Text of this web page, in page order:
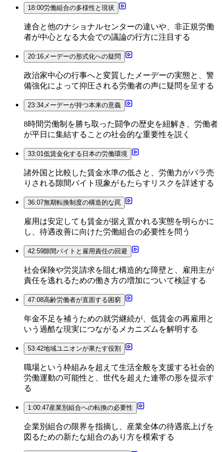
18:00労働組合の多様性と現状
連合と他のナショナルセンターの違いや、非正規労働
者が中心となる大会での議論の行方に注目する
20:16メーデーの形式化への疑問
政治家中心の行事へと変質したメーデーの実態と、警
備強化によって抑圧される労働者の声に疑問を呈する
23:34メーデーが持つ本来の意義
8時間労働制を勝ち取った闘争の歴史を紐解き、労働者
が平日に集結することの社会的な重要性を説く
33:01低賃金化する日本の労働環境
諸外国と比較した賃金水準の低さと、労働力がバラ売
りされる隙間バイト現象がもたらすリスクを詳述する
36:07無期転換制度の構造的な罠
雇用は安定しても賃金が据え置かれる実態を明らかに
し、待遇改善に向けた労働組合の必要性を問う
42:59隙間バイトと雇用責任の回避
社会保険や労災請求を阻む構造的な障壁と、雇用主が
責任を逃れるための働き方の増加について検証する
47:08高齢労働者が直面する困窮
年金不足を補うための就労継続が、低賃金の再雇用と
いう過酷な現実につながるメカニズムを解明する
53:42地域ユニオンが果たす役割
職場という枠組みを超えて生活全般を支援する社会的
労働運動の可能性と、世代を超えた連帯の形を提示す
る
1:00:47産業別組合への転換の必要性
企業別組合の限界を指摘し、産業全体の待遇底上げを
図るための新たな組合のあり方を模索する